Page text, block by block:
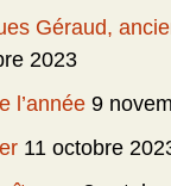
Géraud,
2023
l’année 9
11 octobre